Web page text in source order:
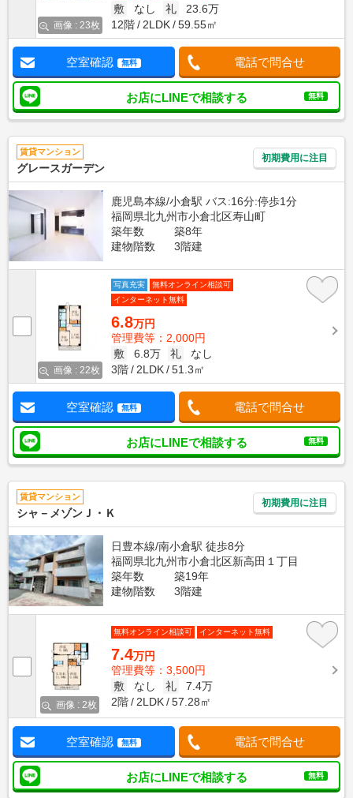
画像 : 23枚
敷
なし 礼
23.6万
12階
2LDK 59.55㎡
空室確認 無料 電話で問合せ
お店にLINEで相談する 無料
賃貸マンション
グレースガーデン
初期費用に注目
鹿児島本線/小倉駅 バス:16分:停歩1分
福岡県北九州市小倉北区寿山町
築年数
築8年
建物階数
3階建
画像 : 22枚
写真充実
無料オンライン相談可
インターネット無料
6.8万円
管理費等：2,000円
敷
6.8万 礼
なし
3階
2LDK 51.3㎡
空室確認 無料 電話で問合せ
お店にLINEで相談する 無料
賃貸マンション
シャ－メゾンＪ・Ｋ
初期費用に注目
日豊本線/南小倉駅 徒歩8分
福岡県北九州市小倉北区新高田１丁目
築年数
築19年
建物階数
3階建
画像 : 2枚
無料オンライン相談可 インターネット無料
7.4万円
管理費等：3,500円
敷
なし 礼
7.4万
2階
2LDK 57.28㎡
空室確認 無料 電話で問合せ
お店にLINEで相談する 無料